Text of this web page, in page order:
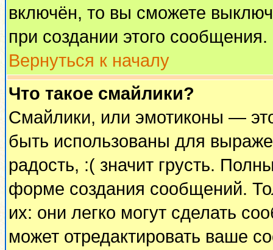
включён, то вы сможете
при создании этого сообщения.
Вернуться к началу
Что такое смайлики?
Смайлики, или эмотиконы —
быть использованы для
радость, :( значит грусть.
форме создания сообщений.
их: они легко могут сделать
может отредактировать ваше